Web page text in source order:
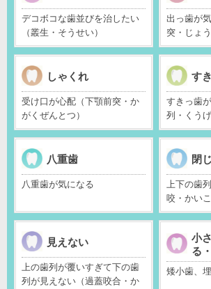
デコボコな歯並びを治したい
（叢生・そうせい）
出っ歯が
突・じょ
しゃくれ
受け口が心配（下顎前突・か
がくぜんとつ）
す
すきっ歯
列・くう
八重歯
八重歯が気になる
閉
上下の歯
咬・かいこ
見えない
上の歯列が覆いすぎて下の歯
列が見えない（過蓋咬合・か
小
る
矮小歯、